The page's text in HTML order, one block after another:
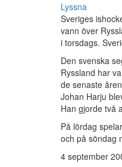
Lyssna
Sveriges
vann över
i torsdags.
Den svenska
Ryssland har
de senaste
Johan Harju
Han gjorde två
På lördag
och på söndag
4 september